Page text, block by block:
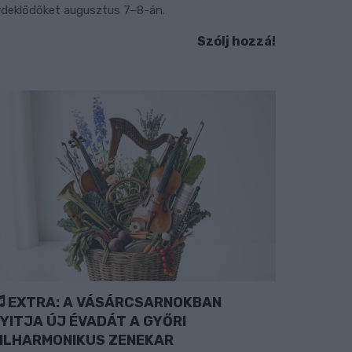
augusztus 7–8-án.
Szólj hozzá!
EXTRA: A VÁSÁRCSARNOKBAN
ÚJ ÉVADÁT A GYŐRI
ZENEKAR